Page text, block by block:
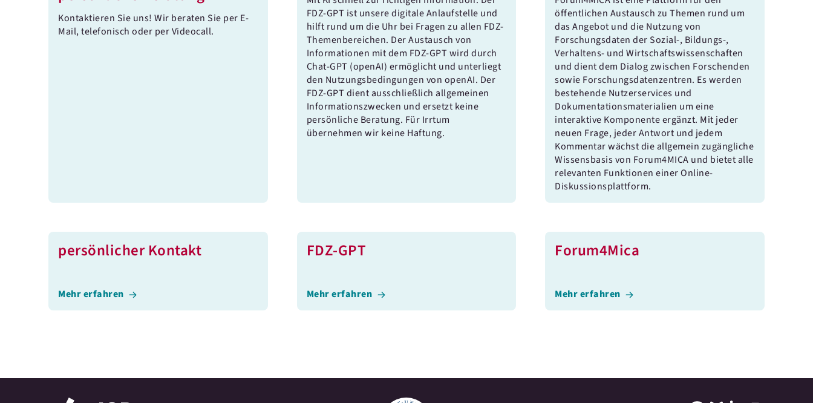
Kontaktieren Sie uns! Wir beraten Sie per E-
Mail, telefonisch oder per Videocall.
FDZ-GPT ist unsere digitale Anlaufstelle und
hilft rund um die Uhr bei Fragen zu allen FDZ-
Themenbereichen. Der Austausch von
Informationen mit dem FDZ-GPT wird durch
Chat-GPT (openAI) ermöglicht und unterliegt
den Nutzungsbedingungen von openAI. Der
FDZ-GPT dient ausschließlich allgemeinen
Informationszwecken und ersetzt keine
persönliche Beratung. Für Irrtum
übernehmen wir keine Haftung.
öffentlichen Austausch zu Themen rund um
das Angebot und die Nutzung von
Forschungsdaten der Sozial-, Bildungs-,
Verhaltens- und Wirtschaftswissenschaften
und dient dem Dialog zwischen Forschenden
sowie Forschungsdatenzentren. Es werden
bestehende Nutzerservices und
Dokumentationsmaterialien um eine
interaktive Komponente ergänzt. Mit jeder
neuen Frage, jeder Antwort und jedem
Kommentar wächst die allgemein zugängliche
Wissensbasis von Forum4MICA und bietet alle
relevanten Funktionen einer Online-
Diskussionsplattform.
persönlicher Kontakt
Mehr erfahren
FDZ-GPT
Mehr erfahren
Forum4Mica
Mehr erfahren